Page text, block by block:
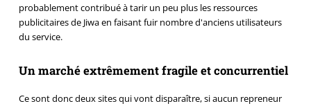
probablement contribué à tarir un peu plus les ressources
publicitaires de Jiwa en faisant fuir nombre d'anciens utilisateurs
du service.
Un marché extrêmement fragile et concurrentiel
Ce sont donc deux sites qui vont disparaître, si aucun repreneur